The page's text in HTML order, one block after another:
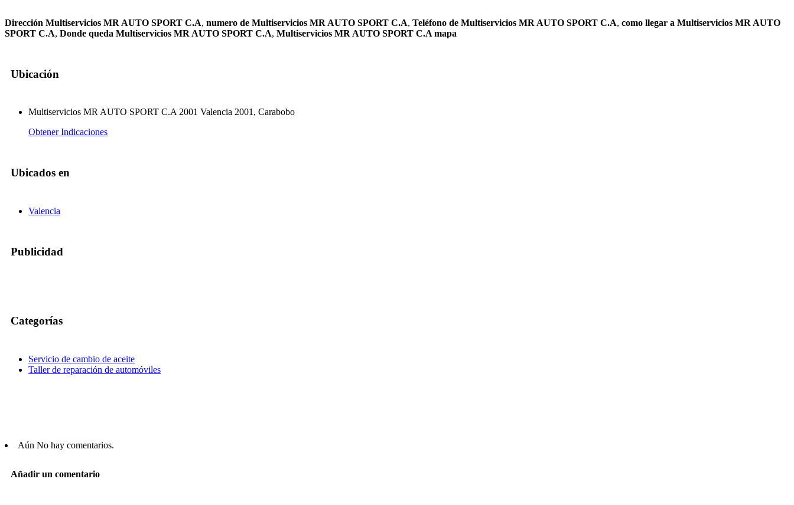
Dirección Multiservicios MR AUTO SPORT C.A, numero de Multiservicios MR AUTO SPORT C.A, Teléfono de Multiservicios MR AUTO SPORT C.A, como llegar a Multiservicios MR AUTO
SPORT C.A, Donde queda Multiservicios MR AUTO SPORT C.A, Multiservicios MR AUTO SPORT C.A mapa
Ubicación
Multiservicios MR AUTO SPORT C.A 2001 Valencia 2001, Carabobo
Obtener Indicaciones
Ubicados en
Valencia
Publicidad
Categorías
Servicio de cambio de aceite
Taller de reparación de automóviles
Aún No hay comentarios.
Añadir un comentario